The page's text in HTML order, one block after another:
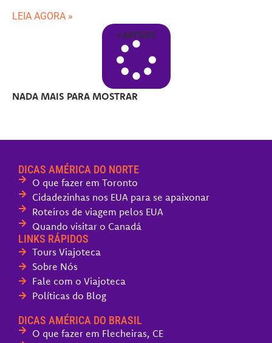
LEIA AGORA »
+ ARTIGOS
NADA MAIS PARA MOSTRAR
DICAS AMÉRICA DO NORTE
O que fazer em Toronto
Cidadezinhas nos EUA para se apaixonar
Roteiros de viagem pelos EUA
Quando visitar o Canadá
LINKS RÁPIDOS
Tours Viajoteca
Sobre Nós
Fale com o Viajoteca
Políticas do Blog
DICAS AMÉRICA DO BRASIL
O que fazer em Flecheiras, CE